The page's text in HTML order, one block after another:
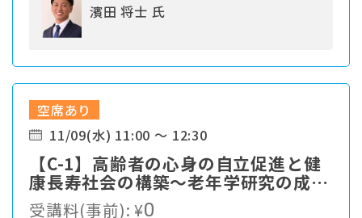
濱田 将士 氏
空席あり
11/09(水) 11:00 ～ 12:30
【C-1】高齢者の心身の自立促進と健
康長寿社会の構築〜老年学研究の成果
を如何にして社会に実装していくか〜
受講料(事前):¥0